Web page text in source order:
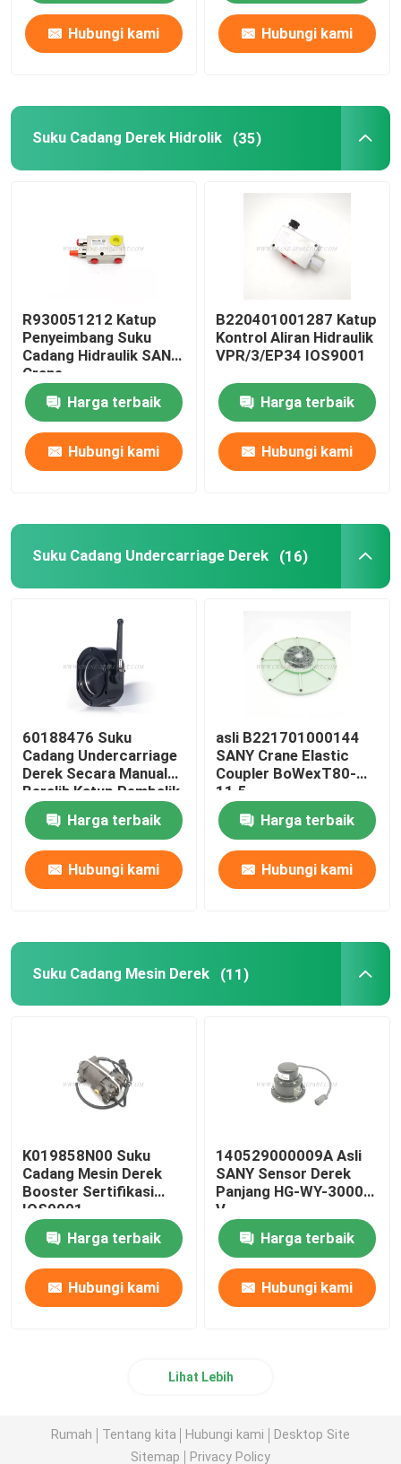
Hubungi kami Hubungi kami
Suku Cadang Derek Hidrolik (35)
R930051212 Katup
Penyeimbang Suku
Cadang Hidraulik SANY
Crane
Harga terbaik
Hubungi kami
B220401001287 Katup
Kontrol Aliran Hidraulik
VPR/3/EP34 IOS9001
Harga terbaik
Hubungi kami
Suku Cadang Undercarriage Derek (16)
60188476 Suku
Cadang Undercarriage
Derek Secara Manual
Beralih Katup Pembalik
Untuk SANY JZF80FD
Harga terbaik
Hubungi kami
asli B221701000144
SANY Crane Elastic
Coupler BoWexT80-
11.5
Harga terbaik
Hubungi kami
Suku Cadang Mesin Derek (11)
K019858N00 Suku
Cadang Mesin Derek
Booster Sertifikasi
IOS9001
Harga terbaik
Hubungi kami
140529000009A Asli
SANY Sensor Derek
Panjang HG-WY-3000-
V
Harga terbaik
Hubungi kami
Lihat Lebih
Rumah Tentang kita Hubungi kami
Desktop Site
Sitemap
Privacy Policy